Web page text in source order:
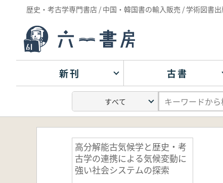
歴史・考古学専門書店 / 中国・韓国書の輸入販売 / 学術図書
新刊 古書
高分解能古気候学と歴史・考
古学の連携による気候変動に
強い社会システムの探索